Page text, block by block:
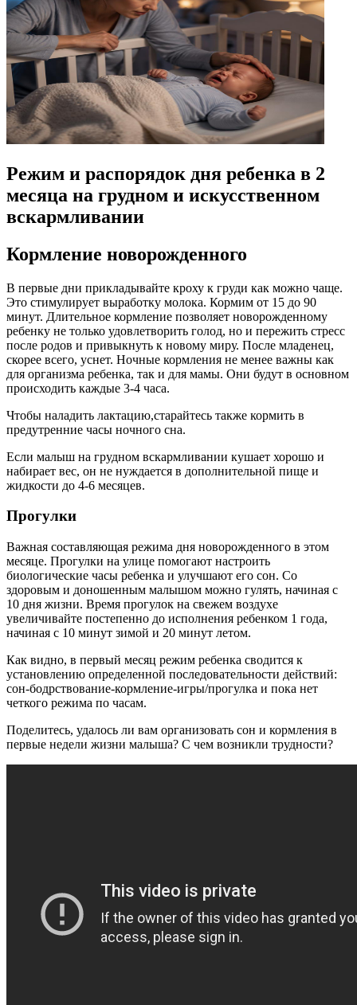
Режим и распорядок дня ребенка в 2
месяца на грудном и искусственном
вскармливании
Кормление новорожденного
В первые дни прикладывайте кроху к груди как можно чаще.
Это стимулирует выработку молока. Кормим от 15 до 90
минут. Длительное кормление позволяет новорожденному
ребенку не только удовлетворить голод, но и пережить стресс
после родов и привыкнуть к новому миру. После младенец,
скорее всего, уснет. Ночные кормления не менее важны как
для организма ребенка, так и для мамы. Они будут в основном
происходить каждые 3-4 часа.
Чтобы наладить лактацию,старайтесь также кормить в
предутренние часы ночного сна.
Если малыш на грудном вскармливании кушает хорошо и
набирает вес, он не нуждается в дополнительной пище и
жидкости до 4-6 месяцев.
Прогулки
Важная составляющая режима дня новорожденного в этом
месяце. Прогулки на улице помогают настроить
биологические часы ребенка и улучшают его сон. Со
здоровым и доношенным малышом можно гулять, начиная с
10 дня жизни. Время прогулок на свежем воздухе
увеличивайте постепенно до исполнения ребенком 1 года,
начиная с 10 минут зимой и 20 минут летом.
Как видно, в первый месяц режим ребенка сводится к
установлению определенной последовательности действий:
сон-бодрствование-кормление-игры/прогулка и пока нет
четкого режима по часам.
Поделитесь, удалось ли вам организовать сон и кормления в
первые недели жизни малыша? С чем возникли трудности?